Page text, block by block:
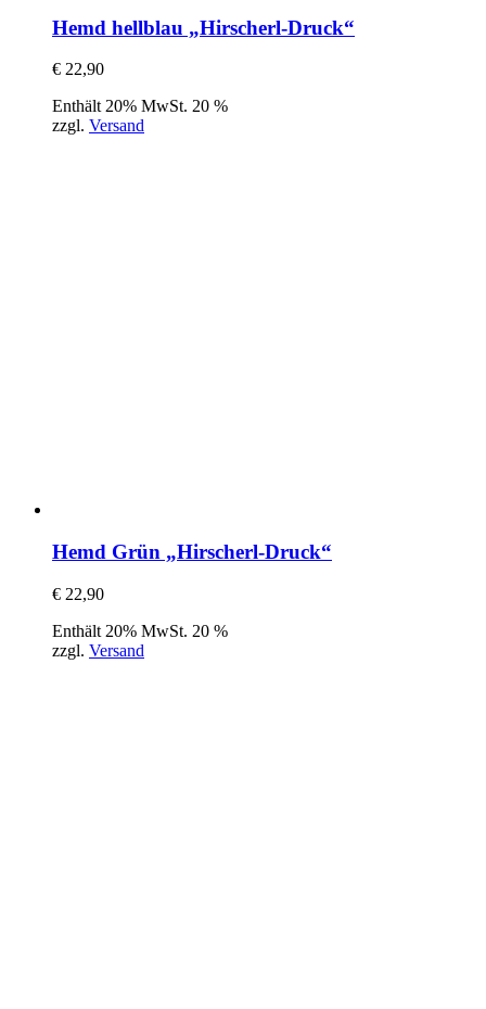
Hemd hellblau „Hirscherl-Druck“
€ 22,90
Enthält 20% MwSt. 20 %
zzgl. Versand
Hemd Grün „Hirscherl-Druck“
€ 22,90
Enthält 20% MwSt. 20 %
zzgl. Versand